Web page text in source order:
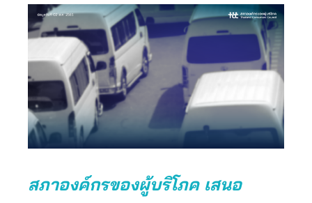
สภาองค์กรของผู้บริโภค เสนอ